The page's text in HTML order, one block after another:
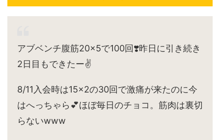
アブベンチ腹筋20×5で100回❣️昨日に引き続き
2日目もできたー✌️
8/11入会時は15×2の30回で激痛が来たのに今
はへっちゃら💕ほぼ毎日のチョコ。筋肉は裏切
らないwww